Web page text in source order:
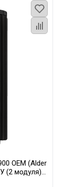
OEM (Alder
(2 модуля)/
256bit 3xDP